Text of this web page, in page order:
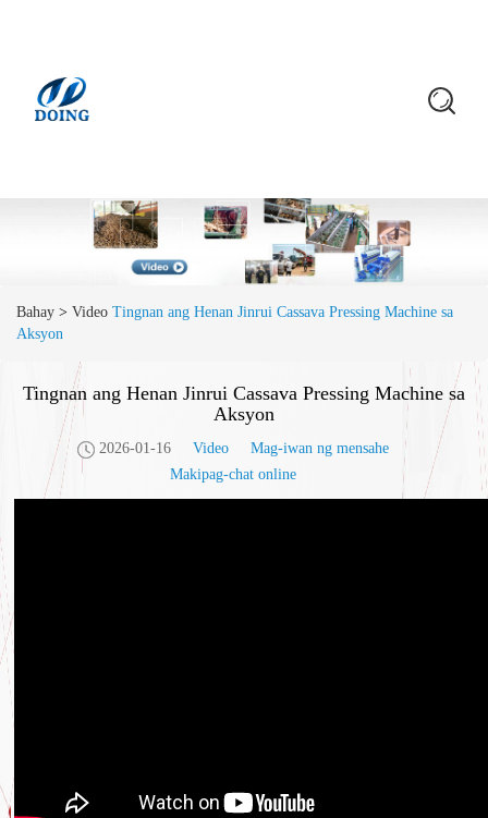
Bahay > Video Tingnan ang Henan Jinrui Cassava Pressing Machine sa
Aksyon
Tingnan ang Henan Jinrui Cassava Pressing Machine sa
Aksyon
2026-01-16 Video
Mag-iwan ng mensahe
Makipag-chat online